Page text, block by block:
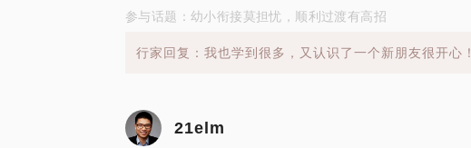
参与话题：幼小衔接莫担忧，顺利过渡有高招
行家回复：我也学到很多，又认识了一个新朋友很开心！
21elm